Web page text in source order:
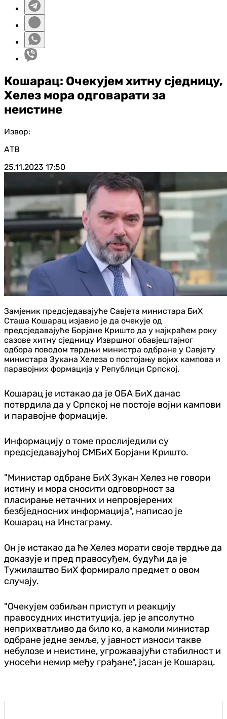
Кошарац: Очекујем хитну сједницу,
Хелез мора одговарати за
неистине
Извор:
АТВ
25.11.2023 17:50
Замјеник предсједавајуће Савјета министара БиХ
Сташа Кошарац изјавио је да очекује од
предсједавајуће Борјане Кришто да у најкраћем року
сазове хитну сједницу Извршног обавјештајног
одбора поводом тврдњи министра одбране у Савјету
министара Зукана Хелеза о постојању војих кампова и
паравојних формација у Републици Српској.
Кошарац је истакао да је ОБА БиХ данас
потврдила да у Српској не постоје војни кампови
и паравојне формације.
Информацију о томе прослиједили су
предсједавајућој СМБиХ Борјани Кришто.
"Министар одбране БиХ Зукан Хелез не говори
истину и мора сносити одговорност за
пласирање нетачних и непровјерених
безбједносних информација", написао је
Кошарац на Инстаграму.
Он је истакао да ће Хелез морати своје тврдње да
доказује и пред правосуђем, будући да је
Тужилаштво БиХ формирало предмет о овом
случају.
"Очекујем озбиљан приступ и реакцију
правосудних институција, јер је апсолутно
неприхватљиво да било ко, а камоли министар
одбране једне земље, у јавност износи такве
небулозе и неистине, угрожавајући стабилност и
уносећи немир међу грађане", јасан је Кошарац.